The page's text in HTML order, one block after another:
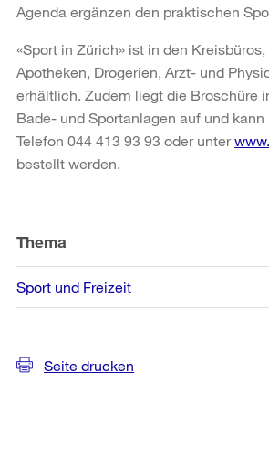
Agenda ergänzen den praktischen
«Sport in Zürich» ist in den
Apotheken, Drogerien, Arzt- und
erhältlich. Zudem liegt die Broschüre
Bade- und Sportanlagen auf und kann
Telefon 044 413 93 93 oder unter
bestellt werden.
Informationen
Thema
Sport und Freizeit
Seite drucken